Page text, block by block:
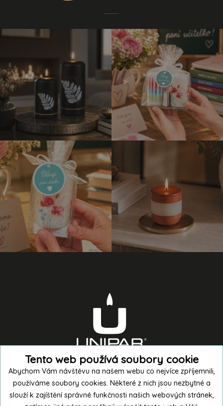
Tento web používá soubory cookie
Abychom Vám návštěvu na našem webu co nejvíce zpříjemnili,
používáme soubory cookies. Některé z nich jsou nezbytné a
slouží k zajíštění správné funkčnosti našich webových stránek,